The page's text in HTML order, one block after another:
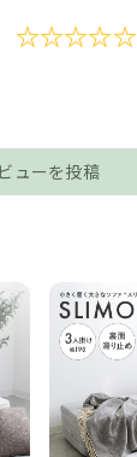
☆☆☆☆☆
ューを投稿